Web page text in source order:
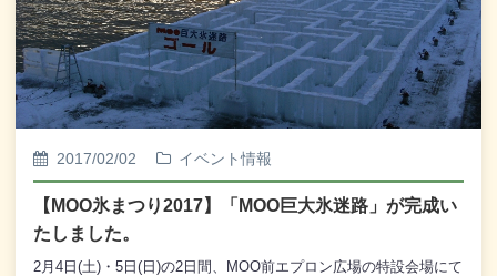
に基づく場合等正答な理由がある場合を 除き、第三者に
は開示いたしません。---------------皆さま、ふるってご応募ください
ませ。
5日(日)は11時から「甘酒無料サービス」を行います。さらに、
MOO館内でもイベントを開催いたしております。2月4日(土)・5日
(日)の両日は「MOO氷まつり」にぜひお越しくださいませ。---------
-「MOO氷まつり2017」◎ MOO恒例「巨大氷迷路」 2月4日
(土)・5日(日) 10：00～19：00 ※ 本年は「巨大氷迷路タイ
ムトライアル」は開催いたしません。 予めご了承くださ
豊富な「あったかテント」 2月4日(土)・5日(日) 11：00～
迷路前特設テントにて ※ 先着600名様に甘酒を無料サービ
ス！［天候等により、予告なくイベント内容の変更、または中止
となる場合がございます。予めご了承ください。］
2017/02/02 イベント情報
【MOO氷まつり2017】「MOO巨大氷迷路」が完成い
たしました。
2月4日(土)・5日(日)の2日間、MOO前エプロン広場の特設会場にて